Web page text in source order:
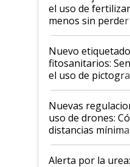
el uso de
menos sin perder
productividad en
fina
Nuevo
fitosanitarios:
el uso de
palabras de
indicaciones
Nuevas
uso de drones:
distancias
Alerta por la